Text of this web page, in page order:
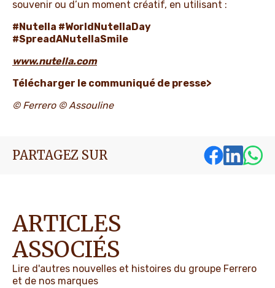
souvenir ou d’un moment créatif, en utilisant :
#Nutella #WorldNutellaDay
#SpreadANutellaSmile
www.nutella.com
Télécharger le communiqué de presse>
© Ferrero © Assouline
PARTAGEZ SUR
ARTICLES
ASSOCIÉS
Lire d'autres nouvelles et histoires du groupe Ferrero
et de nos marques